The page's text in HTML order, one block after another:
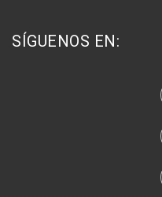
SÍGUENOS EN: